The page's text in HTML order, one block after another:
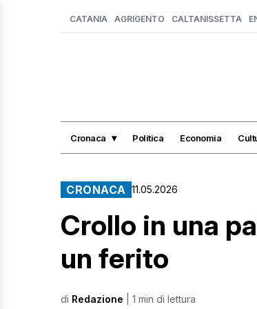
CATANIA AGRIGENTO CALTANISSETTA
Cronaca Politica Economia
CRONACA 11.05.2026
Crollo in una
un ferito
di Redazione | 1 min di lettura